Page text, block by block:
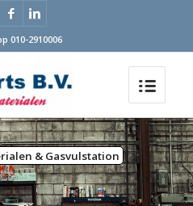
010-2910006
& Gasvulstation